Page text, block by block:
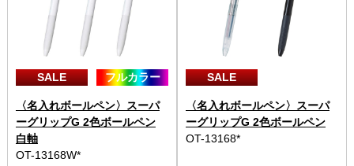
SALE フルカラー
〈名入れボールペン〉スーパ
ーグリップG 2色ボールペン
白軸
OT-13168W*
SALE
〈名入れボールペン〉スーパ
ーグリップG 2色ボールペン
OT-13168*